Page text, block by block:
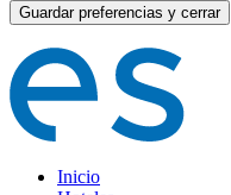
Guardar preferencias y cerrar
Inicio